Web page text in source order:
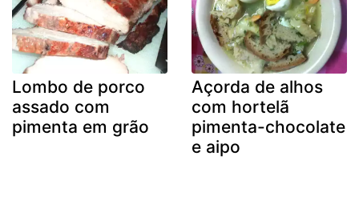
Lombo de porco
assado com
pimenta em grão
Açorda de alhos
com hortelã
pimenta-chocolate
e aipo